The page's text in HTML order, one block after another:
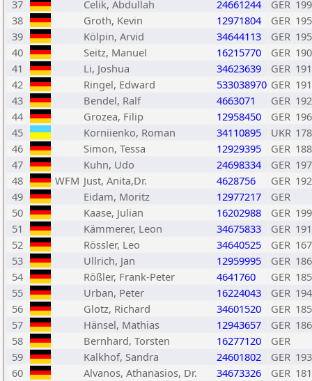
37
Celik, Abdullah 24661244 GER
38
Groth, Kevin 12971804 GER
39
Kölpin, Arvid 34644113 GER
40
Seitz, Manuel 16215770 GER
41
Li, Joshua 34623639 GER
42
Ringel, Edward 533038970 GER
43
Bendel, Ralf 4663071 GER
44
Grozea, Filip 12958450 GER
45
Korniienko, Roman 34110895 UKR
46
Simon, Tessa 12929395 GER
47
Kuhn, Udo 24698334 GER
48
WFM Just, Anita,Dr. 4628756 GER
49
Eidam, Moritz 12977217
GER
50
Kaase, Julian 16202988 GER
51
Kämmerer, Leon 34675833 GER
52
Rössler, Leo 34640525 GER
53
Ullrich, Jan 12959995 GER
54
Rößler, Frank-Peter 4641760 GER
55
Urban, Peter 16224043 GER
56
Glotz, Richard 34601520 GER
57
Hänsel, Mathias 12943657 GER
58
Bernhard, Torsten 16277120
GER
59
Kalkhof, Sandra 24601802 GER
60
Alvanos, Athanasios, Dr. 34673326 GER